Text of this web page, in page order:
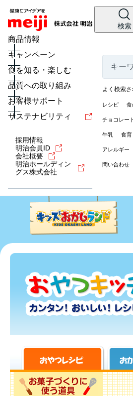
検索
商品情報
キャンペーン
食を知る・楽しむ
品質への取り組み
お客様サポート
サステナビリティ
採用情報
明治会員ID
会社概要
明治ホールディン
グス株式会社
よく検索
レシピ 食
チョコレー
牛乳 食育
アレルギー
問い合わせ